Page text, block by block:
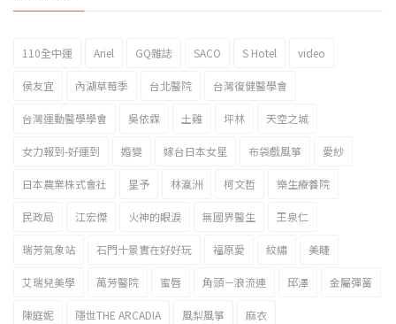
2023新北市北海岸國際風箏節「風在石起」霸氣回歸
110全中運 Ariel GQ雜誌 SACO S Hotel video
侯友宜 內湖草莓季 台北醫院 台灣復健醫學會
台灣運動醫學學會 吳依霖 土雞 坪林 天空之城
女力報到-好運到 婚變 嫁台日本女星 布袋戲風箏 愛紗
日本農業株式會社 星予 林瀛洲 柯文哲 樂生療養院
民政局 江宏傑 火神的眼淚 無國界醫生 王泉仁
瑞芳氣象站 石門十景實在好好玩 福原愛 紋繡 美睫
艾瑞兒美學 萬芳醫院 蜜唇 角頭－浪流連 邱澤 金屬彈簧
陳庭妮 隱世THE ARCADIA 風梨風箏 麻衣